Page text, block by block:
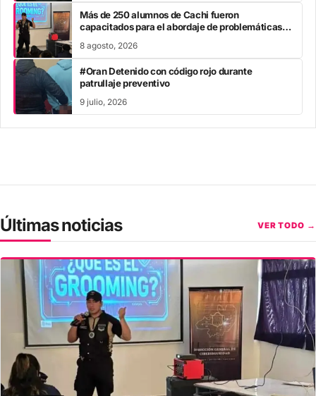
Más de 250 alumnos de Cachi fueron
capacitados para el abordaje de problemáticas
8 agosto, 2026
#Oran Detenido con código rojo durante
patrullaje preventivo
9 julio, 2026
Últimas noticias VER TODO →